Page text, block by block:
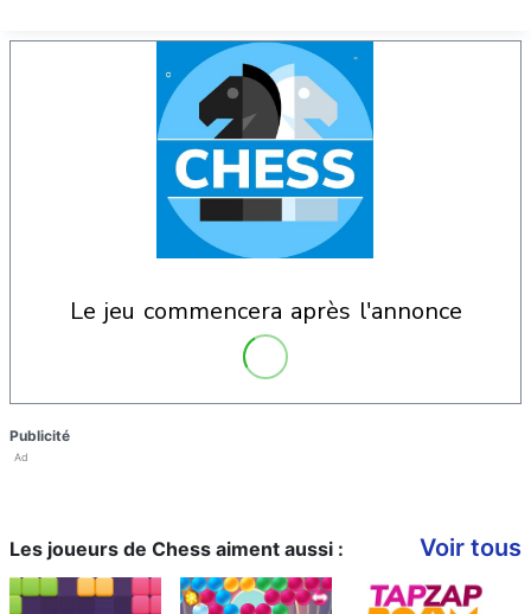
le jeu commencera après l'annonce
Publicité
Ad
Les joueurs de Chess aiment aussi : Voir tous